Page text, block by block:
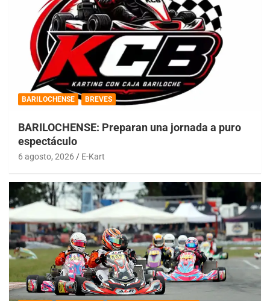
BARILOCHENSE BREVES
BARILOCHENSE: Preparan una jornada a puro
espectáculo
6 agosto, 2026 E-Kart